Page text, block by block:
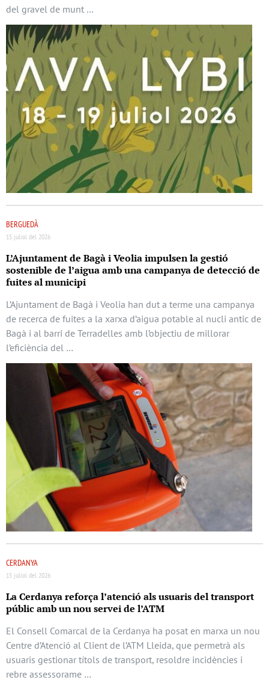
del gravel de munt …
BERGUEDÀ
15 juliol del 2026
L’Ajuntament de Bagà i Veolia impulsen la gestió
sostenible de l’aigua amb una campanya de detecció de
fuites al municipi
L’Ajuntament de Bagà i Veolia han dut a terme una campanya
de recerca de fuites a la xarxa d’aigua potable al nucli antic de
Bagà i al barri de Terradelles amb l’objectiu de millorar
l’eficiència del …
CERDANYA
15 juliol del 2026
La Cerdanya reforça l’atenció als usuaris del transport
públic amb un nou servei de l’ATM
El Consell Comarcal de la Cerdanya ha posat en marxa un nou
Centre d’Atenció al Client de l’ATM Lleida, que permetrà als
usuaris gestionar títols de transport, resoldre incidències i
rebre assessorame …